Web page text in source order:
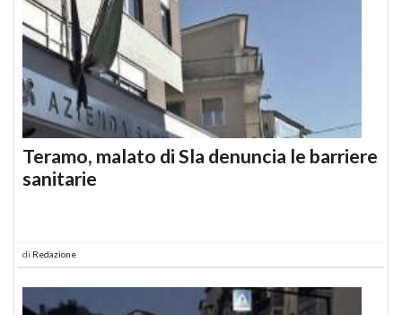
Teramo, malato di Sla denuncia le barriere
sanitarie
di Redazione